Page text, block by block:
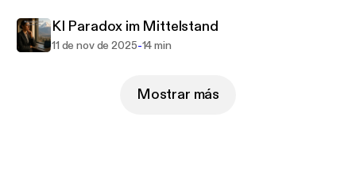
KI Paradox im Mittelstand
11 de nov de 2025-14 min
Mostrar más